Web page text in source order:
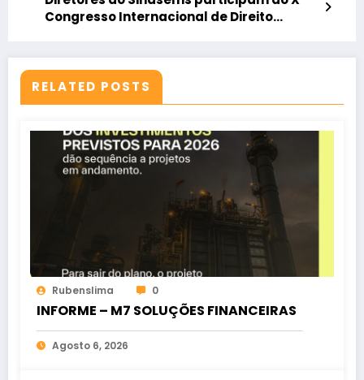
Congresso Internacional de Direito
RELATED POSTS
Rubenslima 0
INFORME – M7 SOLUÇÕES FINANCEIRAS
Agosto 6, 2026